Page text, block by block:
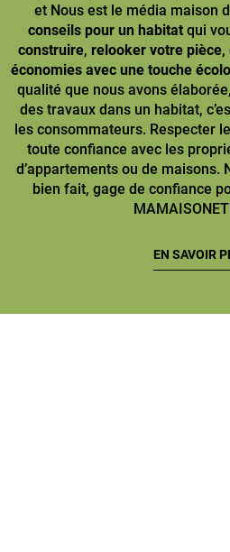
et Nous est le média maison
conseils pour un habitatqui
construire, relooker votre pièce,
économies avec une touche écolo
qualité que nous avons
des travaux dans un habitat,
les consommateurs. Respecter
toute confiance avec les
d’appartements ou de maisons.
bien fait, gage de confiance
EN SAVOIR